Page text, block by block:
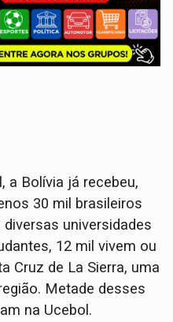
a Bolívia já recebeu,
30 mil brasileiros
universidades
12 mil vivem ou
Cruz de La Sierra, uma
Metade desses
na Ucebol.